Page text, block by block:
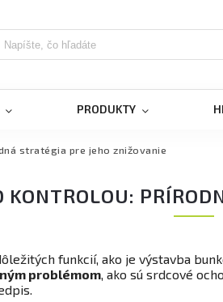
PRODUKTY
stratégia pre jeho znižovanie
KONTROLOU:
funkcií, ako je výstavba
problémom, ako sú srdcové